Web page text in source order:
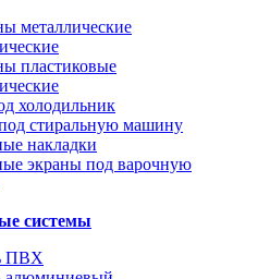
металлические
пластиковые
холодильник
стиральную машину
накладки
экраны под варочную
системы
ПВХ